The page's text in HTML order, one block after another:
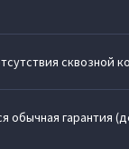
сквозной
обычная гарантия